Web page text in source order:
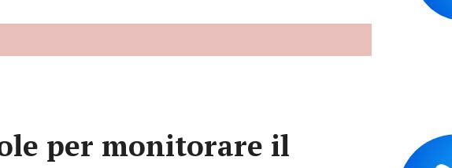
per monitorare il